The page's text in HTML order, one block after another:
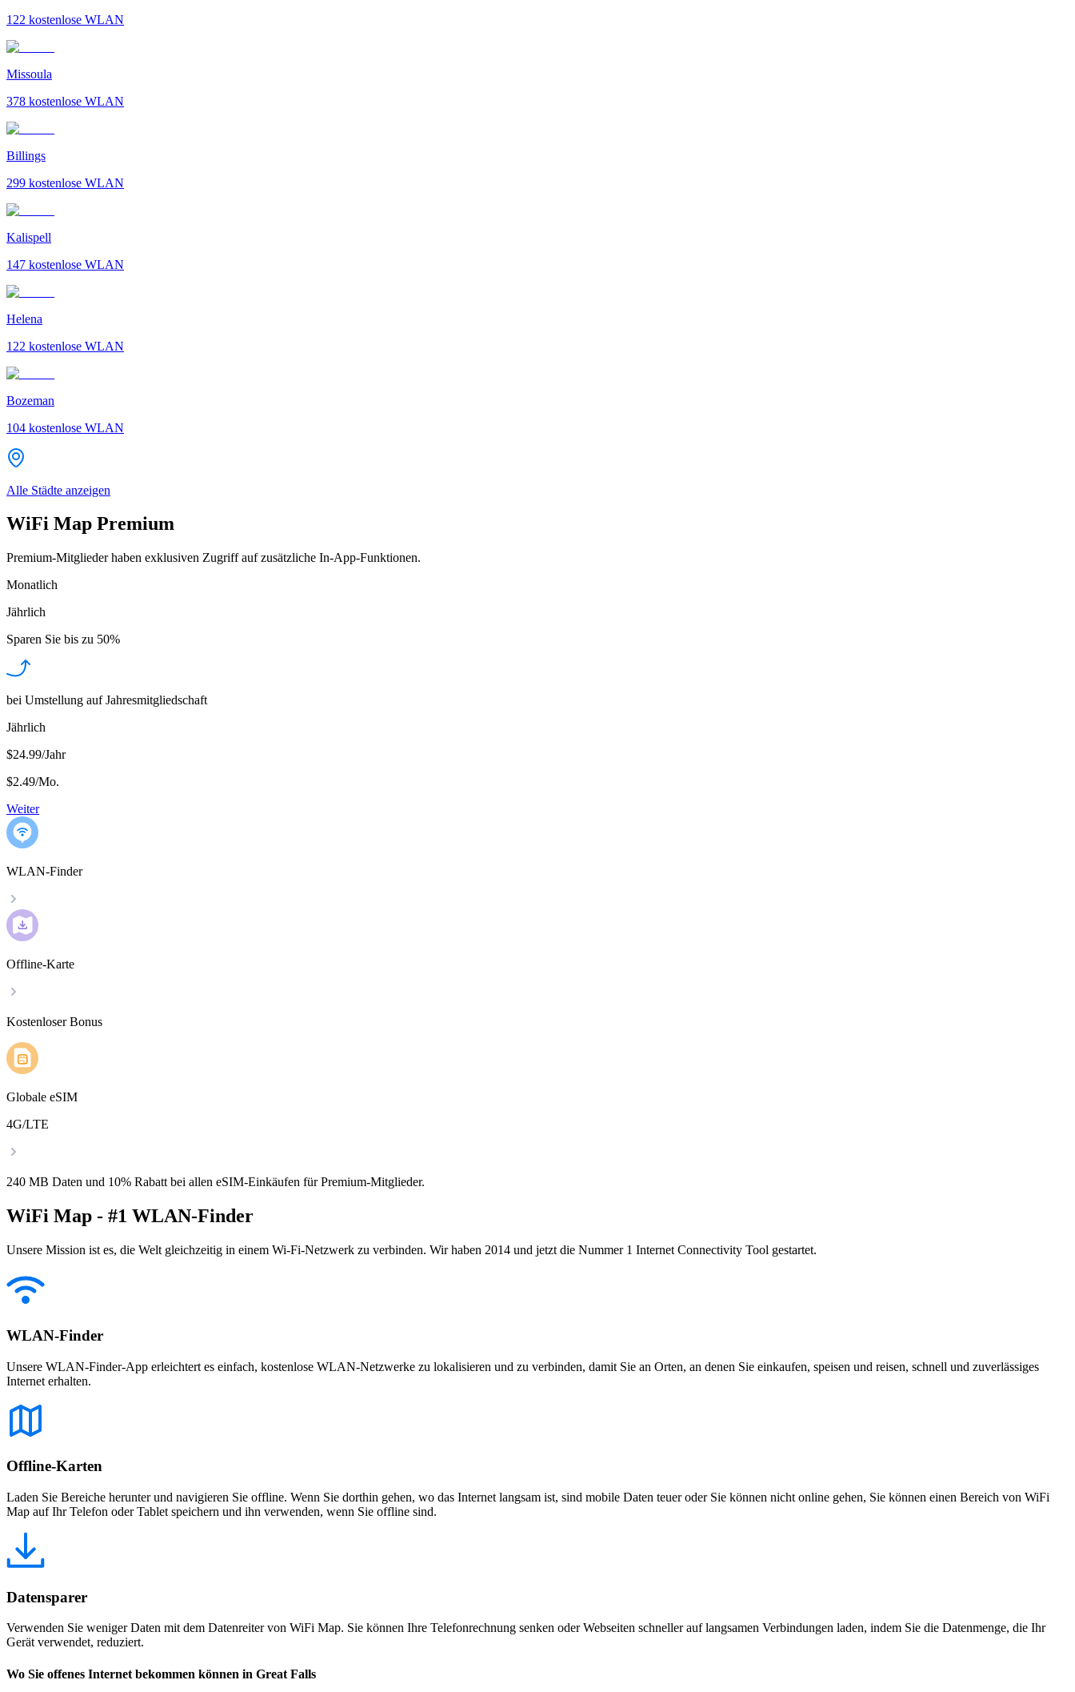
122 kostenlose WLAN
Missoula
378 kostenlose WLAN
Billings
299 kostenlose WLAN
Kalispell
147 kostenlose WLAN
Helena
122 kostenlose WLAN
Bozeman
104 kostenlose WLAN
Alle Städte anzeigen
WiFi Map Premium
Premium-Mitglieder haben exklusiven Zugriff auf zusätzliche In-App-Funktionen.
Monatlich
Jährlich
Sparen Sie bis zu 50%
bei Umstellung auf Jahresmitgliedschaft
Jährlich
$24.99/Jahr
$2.49/Mo.
Weiter
WLAN-Finder
Offline-Karte
Kostenloser Bonus
Globale eSIM
4G/LTE
240 MB Daten und 10% Rabatt bei allen eSIM-Einkäufen für Premium-Mitglieder.
WiFi Map - #1 WLAN-Finder
Unsere Mission ist es, die Welt gleichzeitig in einem Wi-Fi-Netzwerk zu verbinden. Wir haben 2014 und jetzt die Nummer 1 Internet Connectivity Tool gestartet.
WLAN-Finder
Unsere WLAN-Finder-App erleichtert es einfach, kostenlose WLAN-Netzwerke zu lokalisieren und zu verbinden, damit Sie an Orten, an denen Sie einkaufen, speisen und reisen, schnell und zuverlässiges
Internet erhalten.
Offline-Karten
Laden Sie Bereiche herunter und navigieren Sie offline. Wenn Sie dorthin gehen, wo das Internet langsam ist, sind mobile Daten teuer oder Sie können nicht online gehen, Sie können einen Bereich von WiFi
Map auf Ihr Telefon oder Tablet speichern und ihn verwenden, wenn Sie offline sind.
Datensparer
Verwenden Sie weniger Daten mit dem Datenreiter von WiFi Map. Sie können Ihre Telefonrechnung senken oder Webseiten schneller auf langsamen Verbindungen laden, indem Sie die Datenmenge, die Ihr
Gerät verwendet, reduziert.
Wo Sie offenes Internet bekommen können in Great Falls